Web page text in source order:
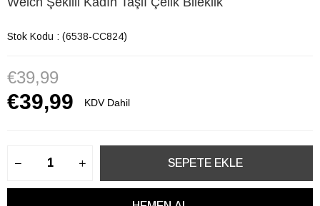
Stok Kodu (6538-CC824)
€39,99
KDV Dahil
€39,99